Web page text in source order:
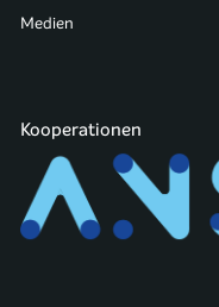
Medien
Kooperationen